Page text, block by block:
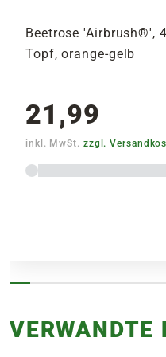
Beetrose 'Airbrush®',
Topf, orange-gelb
21,99
inkl. MwSt. zzgl.
VERWANDTE